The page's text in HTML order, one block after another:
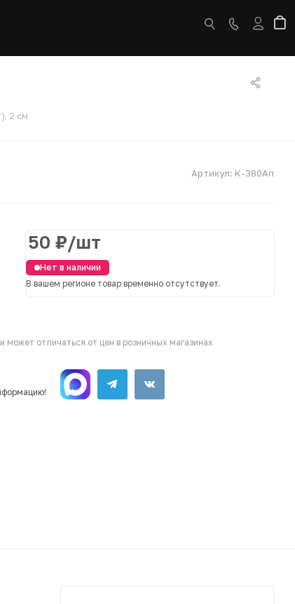
2 см
Артикул: К-380Ап
50 ₽/шт
Нет в наличии
В вашем регионе товар временно отсутствует.
отличаться от цен в розничных магазинах